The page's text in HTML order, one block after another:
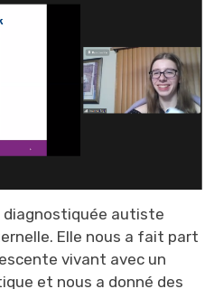
diagnostiquée autiste
Elle nous a fait part
vivant avec un
et nous a donné des